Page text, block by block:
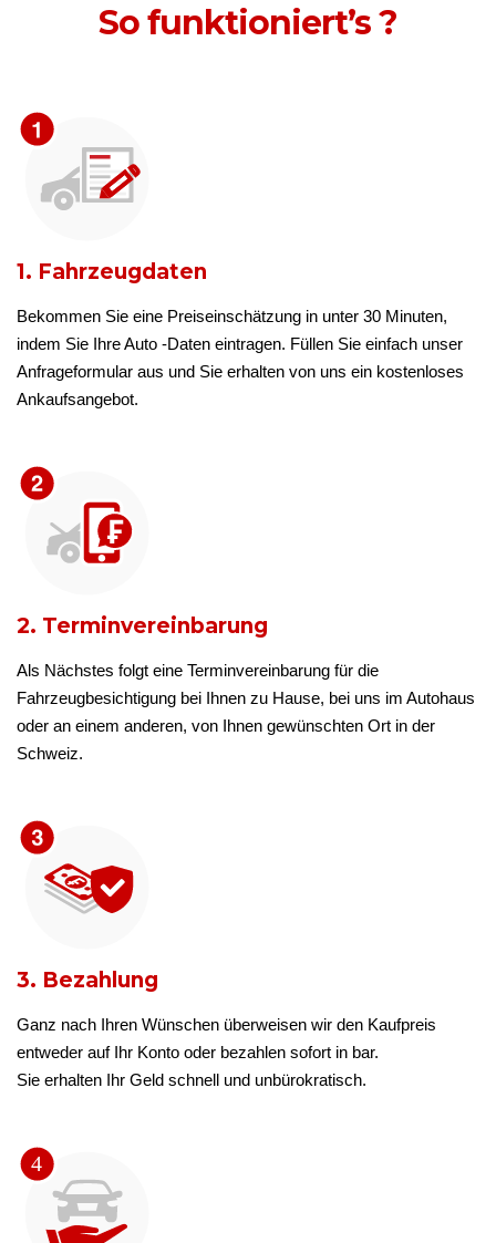
So funktioniert’s ?
1. Fahrzeugdaten
Bekommen Sie eine Preiseinschätzung in unter 30 Minuten,
indem Sie Ihre Auto -Daten eintragen. Füllen Sie einfach unser
Anfrageformular aus und Sie erhalten von uns ein kostenloses
Ankaufsangebot.
2. Terminvereinbarung
Als Nächstes folgt eine Terminvereinbarung für die
Fahrzeugbesichtigung bei Ihnen zu Hause, bei uns im Autohaus
oder an einem anderen, von Ihnen gewünschten Ort in der
Schweiz.
3. Bezahlung
Ganz nach Ihren Wünschen überweisen wir den Kaufpreis
entweder auf Ihr Konto oder bezahlen sofort in bar.
Sie erhalten Ihr Geld schnell und unbürokratisch.